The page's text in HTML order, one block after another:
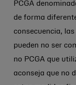
PCGA
de forma
consecuencia,
pueden no ser
no PCGA que
aconseja que no